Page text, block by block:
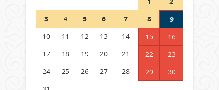
Шетелде жүрген Қазақстан
азаматтары қалай дауыс бере
3
4 5 6 7 8
9
10
11 12 13 14 15
16
17
18 19 20 21 22
23
24
25 26 27 28 29
30